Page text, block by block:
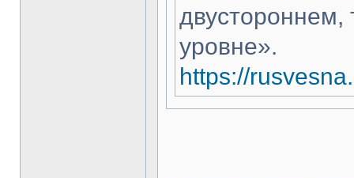
уровне».
https://